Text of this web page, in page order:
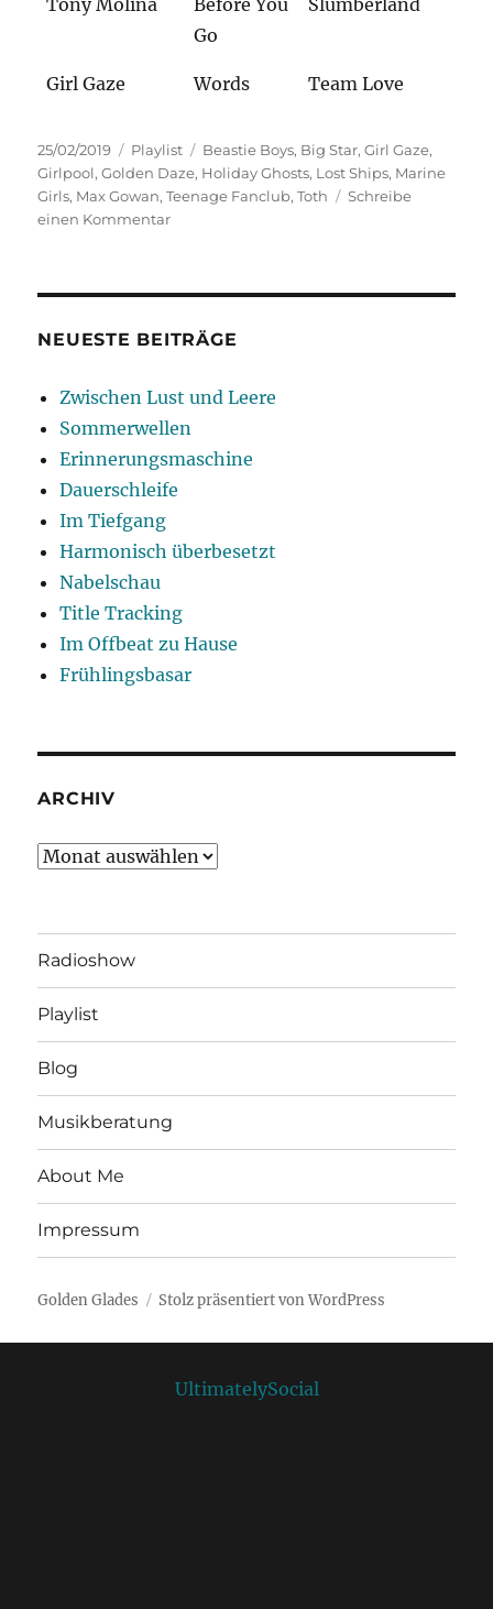
Go
Girl Gaze Words Team Love
Veröffentlicht
am
25/02/2019 Kategorien
Playlist Schlagwörter
Beastie Boys, Big Star,Girl Gaze,
Girlpool,Golden Daze, Holiday Ghosts, Lost Ships, Marine
Girls, Max Gowan,Teenage Fanclub,Toth
Schreibe
einen Kommentarzu
NEUESTE BEITRÄGE
Zwischen Lust und Leere
Sommerwellen
Erinnerungsmaschine
Dauerschleife
Im Tiefgang
Harmonisch überbesetzt
Nabelschau
Title Tracking
Im Offbeat zu Hause
Frühlingsbasar
ARCHIV
Archiv
Radioshow
Playlist
Blog
Musikberatung
About Me
Impressum
Golden Glades Stolz präsentiert von WordPress
UltimatelySocial